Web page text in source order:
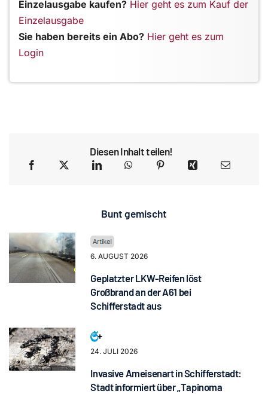
Einzelausgabe kaufen? Hier geht es zum Kauf der
Einzelausgabe
Sie haben bereits ein Abo? Hier geht es zum
Login
Diesen Inhalt teilen!
Bunt gemischt
6. AUGUST 2026
Geplatzter LKW-Reifen löst
Großbrand an der A61 bei
Schifferstadt aus
24. JULI 2026
Invasive Ameisenart in Schifferstadt:
Stadt informiert über „Tapinoma